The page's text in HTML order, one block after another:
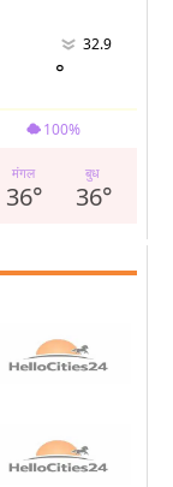
32.9
°
100%
मंगल
36°
बुध
36°